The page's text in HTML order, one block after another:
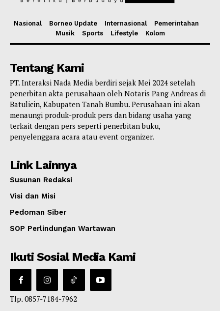
Nasional Borneo Update Internasional
Pemerintahan
Musik
Sports Lifestyle Kolom
Tentang Kami
PT. Interaksi Nada Media berdiri sejak Mei 2024 setelah
penerbitan akta perusahaan oleh Notaris Pang Andreas di
Batulicin, Kabupaten Tanah Bumbu. Perusahaan ini akan
menaungi produk-produk pers dan bidang usaha yang
terkait dengan pers seperti penerbitan buku,
penyelenggara acara atau event organizer.
Link Lainnya
Susunan Redaksi
Visi dan Misi
Pedoman Siber
SOP Perlindungan Wartawan
Ikuti Sosial Media Kami
Tlp. 0857-7184-7962